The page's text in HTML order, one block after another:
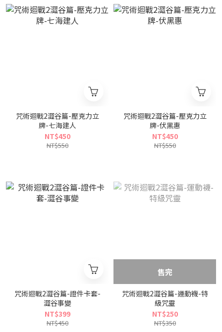
咒術迴戰2澀谷篇-壓克力立
牌-七海建人
NT$450
NT$550
咒術迴戰2澀谷篇-壓克力立
牌-伏黑惠
NT$450
NT$550
咒術迴戰2澀谷篇-證件卡套-
澀谷事變
NT$399
NT$450
售完
咒術迴戰2澀谷篇-運動襪-特
級咒靈
NT$250
NT$350